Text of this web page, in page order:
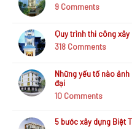
9 Comments
Quy trình thi công xây
318 Comments
Những yếu tố nào
đại
10 Comments
5 bước xây dựng Biệt